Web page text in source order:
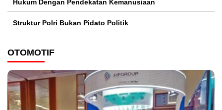
Hukum Dengan Pendekatan Kemanusiaan
Struktur Polri Bukan Pidato Politik
OTOMOTIF